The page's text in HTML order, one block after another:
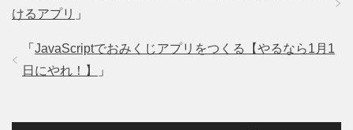
けるアプリ 」
「 JavaScriptでおみくじアプリをつくる【やるなら1月1
日にやれ！】
」